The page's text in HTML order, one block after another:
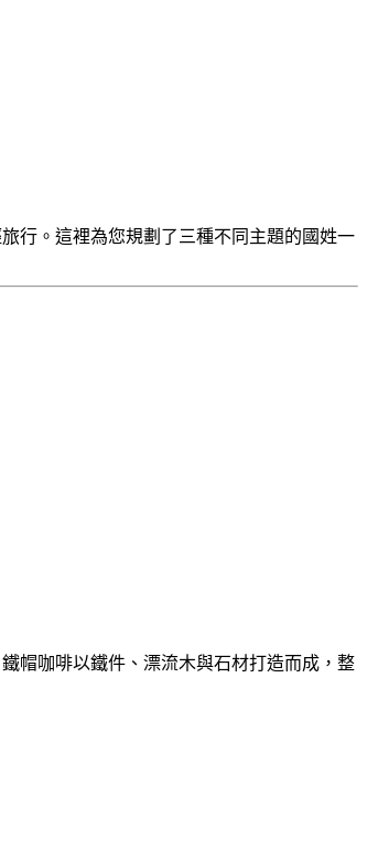
行。這裡為您規劃了三種不同主題的國姓一
帽咖啡以鐵件、漂流木與石材打造而成，整